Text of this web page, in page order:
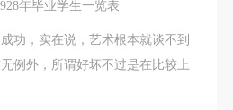
年毕业学生一览表
功，实在说，艺术根本就谈不到
例外，所谓好坏不过是在比较上